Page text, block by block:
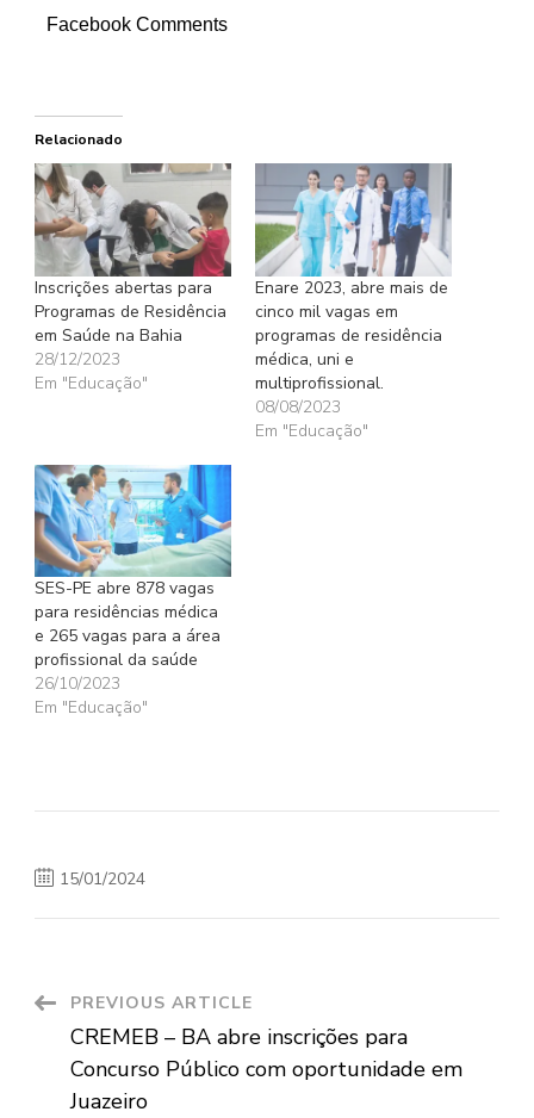
Facebook Comments
Relacionado
Inscrições abertas para
Programas de Residência
em Saúde na Bahia
28/12/2023
Em "Educação"
Enare 2023, abre mais de
cinco mil vagas em
programas de residência
médica, uni e
multiprofissional.
08/08/2023
Em "Educação"
SES-PE abre 878 vagas
para residências médica
e 265 vagas para a área
profissional da saúde
26/10/2023
Em "Educação"
15/01/2024
Post
Navigation
PREVIOUS ARTICLE
CREMEB – BA abre inscrições para
Concurso Público com oportunidade em
Juazeiro